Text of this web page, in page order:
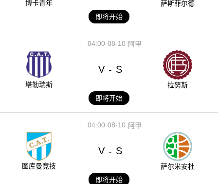
博卡青年
萨斯菲尔德
即将开始
08-10
04:00 阿甲
塔勒瑞斯
V - S
拉努斯
即将开始
08-10
04:00 阿甲
图库曼竞技
V - S
萨尔米安杜
即将开始